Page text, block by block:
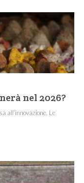
nel 2026?
all’innovazione. Le